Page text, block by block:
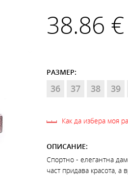
38.86
РАЗМЕР:
36 37 38 39
Как да избера моя
ОПИСАНИЕ:
Спортно - елегантна
част придава красота,